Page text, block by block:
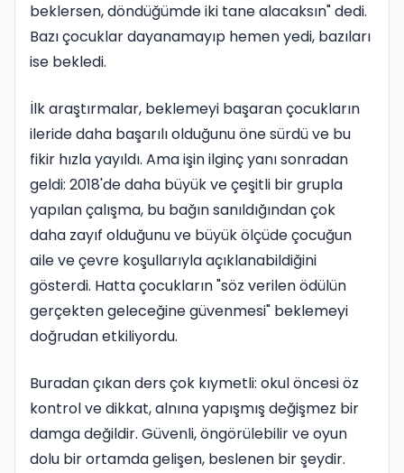
beklersen, döndüğümde iki tane alacaksın" dedi.
Bazı çocuklar dayanamayıp hemen yedi, bazıları
ise bekledi.
İlk araştırmalar, beklemeyi başaran çocukların
ileride daha başarılı olduğunu öne sürdü ve bu
fikir hızla yayıldı. Ama işin ilginç yanı sonradan
geldi: 2018'de daha büyük ve çeşitli bir grupla
yapılan çalışma, bu bağın sanıldığından çok
daha zayıf olduğunu ve büyük ölçüde çocuğun
aile ve çevre koşullarıyla açıklanabildiğini
gösterdi. Hatta çocukların "söz verilen ödülün
gerçekten geleceğine güvenmesi" beklemeyi
doğrudan etkiliyordu.
Buradan çıkan ders çok kıymetli: okul öncesi öz
kontrol ve dikkat, alnına yapışmış değişmez bir
damga değildir. Güvenli, öngörülebilir ve oyun
dolu bir ortamda gelişen, beslenen bir şeydir.